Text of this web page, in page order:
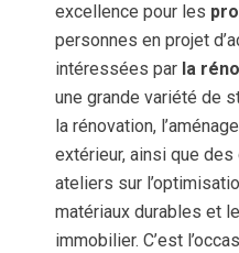
excellence pour les
personnes en projet
intéressées par la
une grande variété de
la rénovation,
extérieur, ainsi que
ateliers sur
matériaux durables et
immobilier. C’est